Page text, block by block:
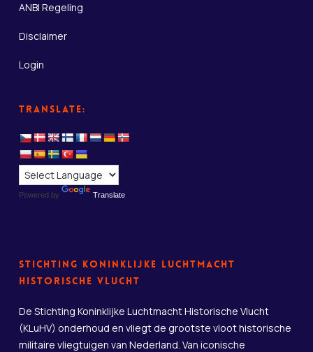
ANBI Regeling
Disclaimer
Login
Translate:
Powered by Translate
Stichting Koninklijke Luchtmacht
Historische Vlucht
De Stichting Koninklijke Luchtmacht Historische Vlucht
(KLuHV) onderhoud en vliegt de grootste vloot historische
militaire vliegtuigen van Nederland. Van iconische